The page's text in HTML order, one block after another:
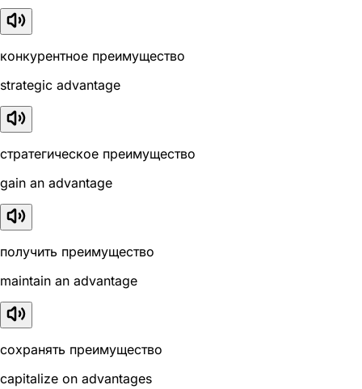
конкурентное преимущество
strategic advantage
стратегическое преимущество
gain an advantage
получить преимущество
maintain an advantage
сохранять преимущество
capitalize on advantages